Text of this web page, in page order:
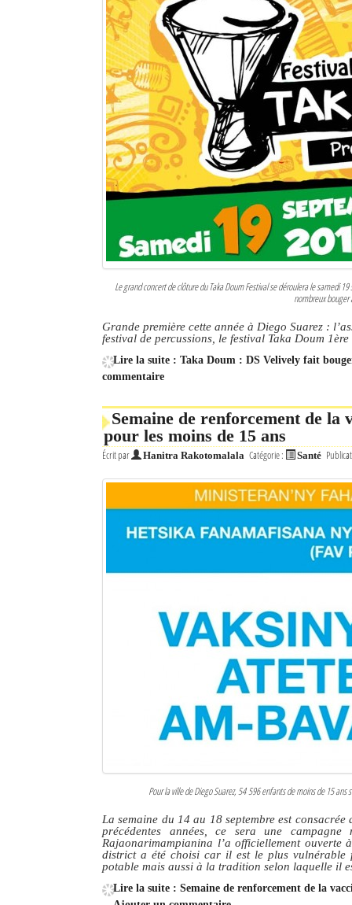
Le grand concert de clôture du Taka Doum Festival se déroulera le samedi
nombreux bouger
Grande première cette année à Diego Suarez :
festival de percussions, le festival Taka Doum
Lire la suite : Taka Doum : DS Velively fait
commentaire
Semaine de renforcement de
pour les moins de 15 ans
Écrit par Hanitra Rakotomalala Catégorie : Santé
Pour la ville de Diego Suarez, 54 596 enfants de moins de 15
La semaine du 14 au 18 septembre est
précédentes années, ce sera une
Rajaonarimampianina l’a officiellement ouverte
district a été choisi car il est le plus vulnérable
potable mais aussi à la tradition selon laquelle il
Lire la suite : Semaine de renforcement de la